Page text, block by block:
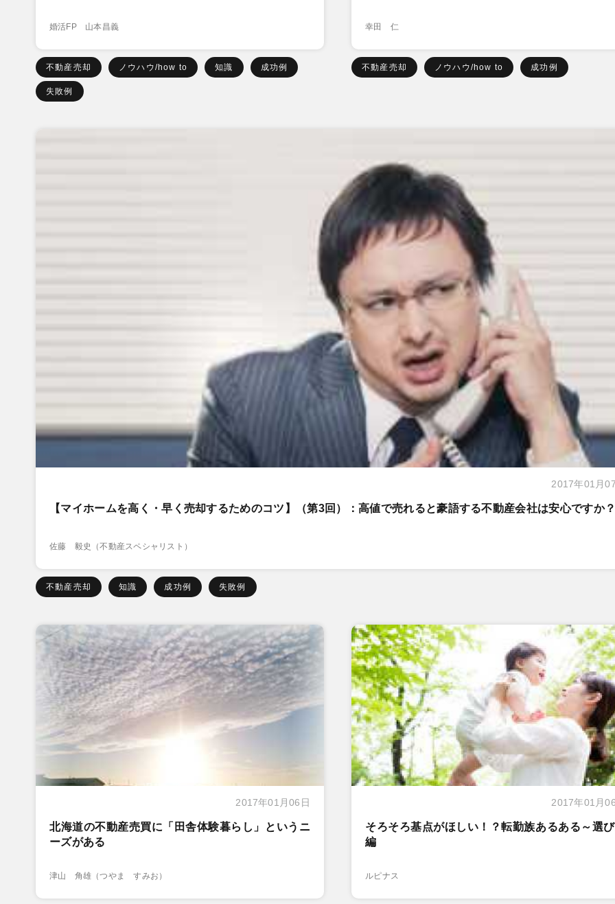
婚活FP 山本昌義
不動産売却 ノウハウ/how to 知識 成功例
失敗例
幸田 仁
不動産売却 ノウハウ/how to 成功例
2017年01月
【マイホームを高く・早く売却するためのコツ】（第3回）：高値で売れると豪語する不動産会社は安心ですか
佐藤 毅史（不動産スペシャリスト）
不動産売却 知識 成功例 失敗例
2017年01月06日
北海道の不動産売買に「田舎体験暮らし」というニ
ーズがある
津山 角雄（つやま すみお）
2017年01月
そろそろ基点がほしい！？転勤族あるある～選
編
ルピナス